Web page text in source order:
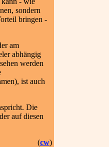
sondern
bringen -
am
abhängig
werden
ist auch
Die
auf diesen
(cw)